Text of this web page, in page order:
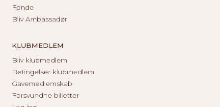
Fonde
Bliv Ambassadør
KLUBMEDLEM
Bliv klubmedlem
Betingelser klubmedlem
Gavemedlemskab
Forsvundne billetter